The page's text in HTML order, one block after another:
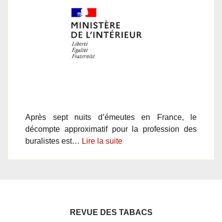
Après sept nuits d’émeutes en France, le
décompte approximatif pour la profession des
buralistes est… Lire la suite
REVUE DES TABACS